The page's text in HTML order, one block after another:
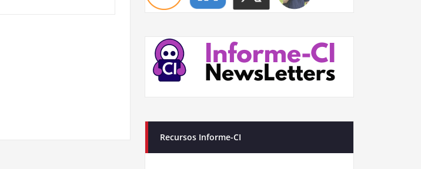
Recursos Informe-CI